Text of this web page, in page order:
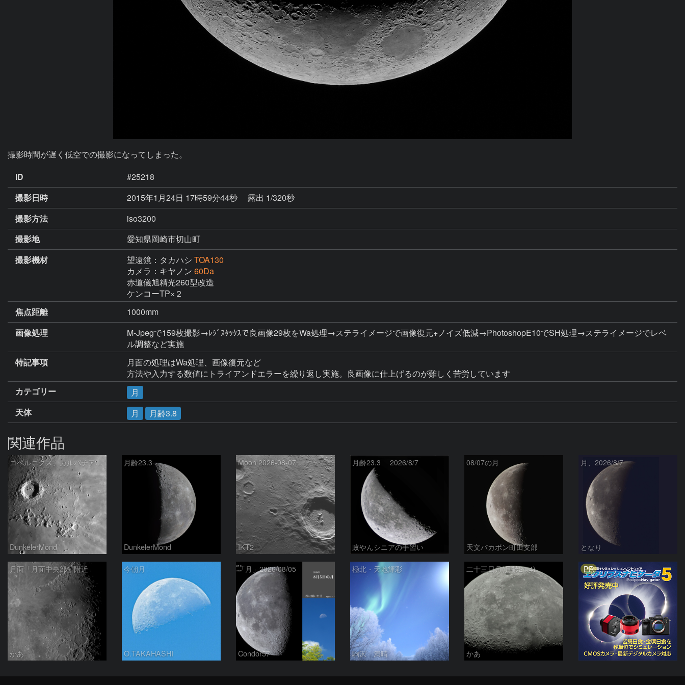
撮影時間が遅く低空での撮影になってしまった。
ID
#25218
撮影日時
2015年1月24日 17時59分44秒
露出 1/320秒
撮影方法
iso3200
撮影地
愛知県岡崎市切山町
撮影機材
望遠鏡：タカハシ TOA130
カメラ：キヤノン 60Da
赤道儀旭精光260型改造
ケンコーTP×２
焦点距離
1000mm
画像処理
M-Jpegで159枚撮影→ﾚｼﾞｽﾀｯｸｽで良画像29枚をWa処理→ステライメージで画像復元+ノイズ低減→PhotoshopE10でSH処理→ステライメージでレベ
ル調整など実施
特記事項
月面の処理はWa処理、画像復元など
方法や入力する数値にトライアンドエラーを繰り返し実施。良画像に仕上げるのが難しく苦労しています
カテゴリー
月
天体
月 月齢3.8
関連作品
コペルニクス、カルパチア山脈付近
DunkelerMond
月齢23.3
DunkelerMond
Moon 2026-08-07
IKT2
月齢23.3 2026/8/7
政やんシニアの手習い
08/07の月
天文バカボン町田支部
月、2026/8/7
となり
月面「月面中央部」附近
かあ
今朝月
O.TAKAHASHI
「月」2026/08/05
Condor57
極北・天地輝彩
駒沢 満晴
二十三日月(月齢21.4)
かあ
PR